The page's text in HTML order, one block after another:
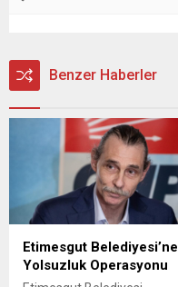
Benzer Haberler
Etimesgut Belediyesi’ne
Yolsuzluk Operasyonu